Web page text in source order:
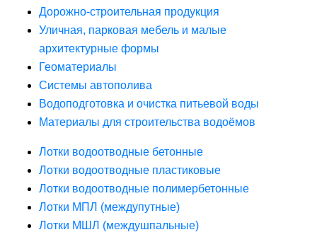
Дорожно-строительная продукция
Уличная, парковая мебель и малые
архитектурные формы
Геоматериалы
Системы автополива
Водоподготовка и очистка питьевой воды
Материалы для строительства водоёмов
Лотки водоотводные бетонные
Лотки водоотводные пластиковые
Лотки водоотводные полимербетонные
Лотки МПЛ (междупутные)
Лотки МШЛ (междушпальные)